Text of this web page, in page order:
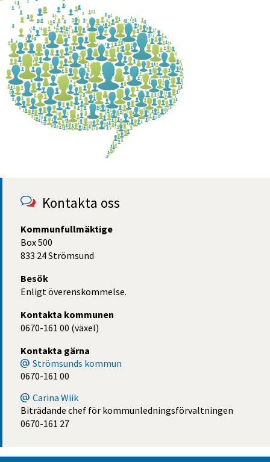
Kontakta oss
Kommunfullmäktige
Box 500
833 24 Strömsund
Besök
Enligt överenskommelse.
Kontakta kommunen
0670-161 00 (växel)
Kontakta gärna
Strömsunds kommun
0670-161 00
Carina Wiik
Biträdande chef för kommunledningsförvaltningen
0670-161 27